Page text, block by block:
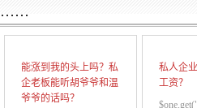
……
我
能涨到我的头上吗？私
企老板能听胡爷爷和温
爷爷的话吗？
私人企
工资？